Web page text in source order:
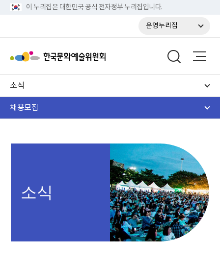
이 누리집은 대한민국 공식 전자정부 누리집입니다.
운영누리집
소식
채용모집
소식